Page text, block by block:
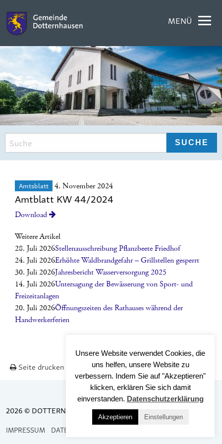
MENÜ
Amtsblatt 4. November 2024
Amtblatt KW 44/2024
Download
Weitere Artikel
28. Juli 2026Stellenausschreibung Pflanzbeete Friedhof
24. Juli 2026Erhöhte Waldbrandgefahr – Grillstellen gesperrt
30. Juli 2026Jahresbericht Wasserversorgung 2025
14. Juli 2026Untersagung der Bewässerung von Sport- und
Freizeitanlagen
20. Juli 2026Öffnungszeiten des Rathauses während der
Handwerkerferien
Seite drucken Nach OBEN
2026 © DOTTERNHAUSEN
IMPRESSUM DATENSCHUTZ
Unsere Website verwendet Cookies, die
uns helfen, unsere Website zu
verbessern. Indem Sie auf "Akzeptieren"
klicken, erklären Sie sich damit
einverstanden. Datenschutzerklärung
Akzeptieren Einstellungen